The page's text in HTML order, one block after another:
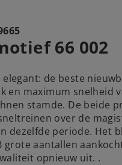
66 002
elegant: de beste
en maximum
stamde. De beide
over de
dezelfde periode. Het
grote aantallen
opnieuw uit. .